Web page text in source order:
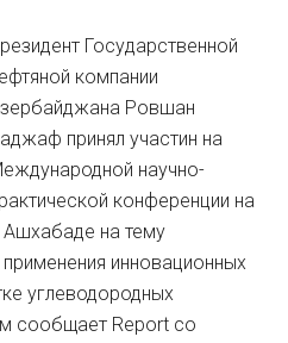
Государственной
компании
Ровшан
принял участин на
научно-
конференции на
Ашхабаде на тему
инновационных
углеводородных
сообщает Report со